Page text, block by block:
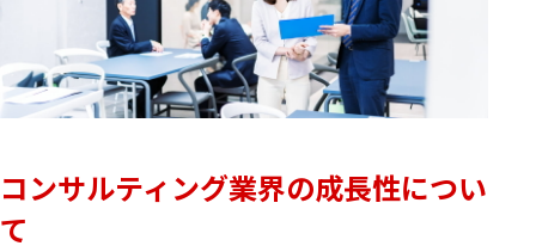
コンサルティング業界の成長性につい
て